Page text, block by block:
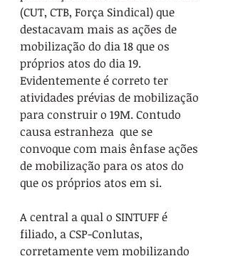
(CUT, CTB, Força Sindical) que
destacavam mais as ações de
mobilização do dia 18 que os
próprios atos do dia 19.
Evidentemente é correto ter
atividades prévias de mobilização
para construir o 19M. Contudo
causa estranheza  que se
convoque com mais ênfase ações
de mobilização para os atos do
que os próprios atos em si.
A central a qual o SINTUFF é
filiado, a CSP-Conlutas,
corretamente vem mobilizando